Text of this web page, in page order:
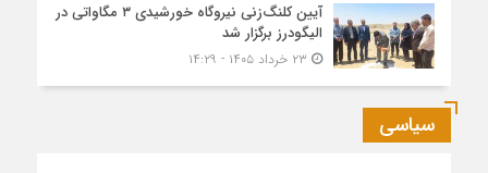
آیین کلنگ‌زنی نیروگاه خورشیدی ۳ مگاواتی در
الیگودرز برگزار شد
سیاسی